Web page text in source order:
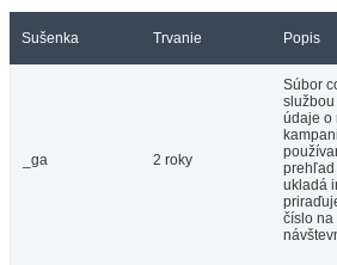
Sušenka Trvanie Popis
_ga 2 roky
Súbor
službou
údaje o
prehľad
ukladá
číslo na